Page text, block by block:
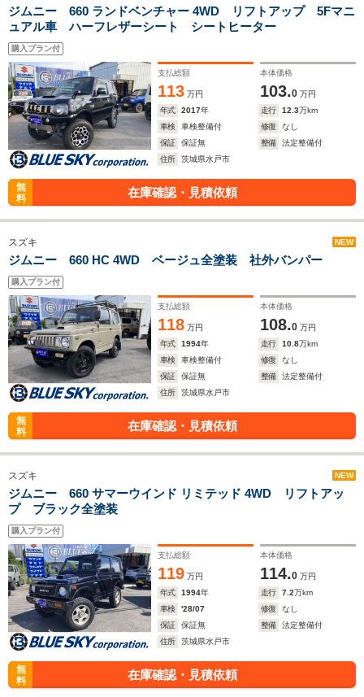
ジムニー 660 ランドベンチャー 4WD リフトアップ 5Fマニ
ュアル車 ハーフレザーシート シートヒーター
購入プラン付
支払総額
113 万円
本体価格
103.0 万円
年式
2017年 走行 12.3万km
車検
車検整備付 修復
なし
保証
保証無 整備
法定整備付
住所
茨城県水戸市
無
料
在庫確認・見積依頼
スズキ NEW
ジムニー 660 HC 4WD ベージュ全塗装 社外バンパー
購入プラン付
支払総額
118 万円
本体価格
108.0 万円
年式
1994年 走行 10.8万km
車検
車検整備付 修復
なし
保証
保証無 整備
法定整備付
住所
茨城県水戸市
無
料
在庫確認・見積依頼
スズキ NEW
ジムニー 660 サマーウインド リミテッド 4WD リフトアッ
プ ブラック全塗装
購入プラン付
支払総額
119 万円
本体価格
114.0 万円
年式
1994年 走行 7.2万km
車検
'28/07 修復
なし
保証
保証無 整備
法定整備付
住所
茨城県水戸市
無
料
在庫確認・見積依頼